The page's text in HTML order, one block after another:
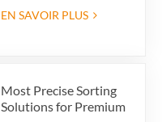
augmentez la valeur de
EN SAVOIR PLUS
Most Precise Sorting
Solutions for Premium